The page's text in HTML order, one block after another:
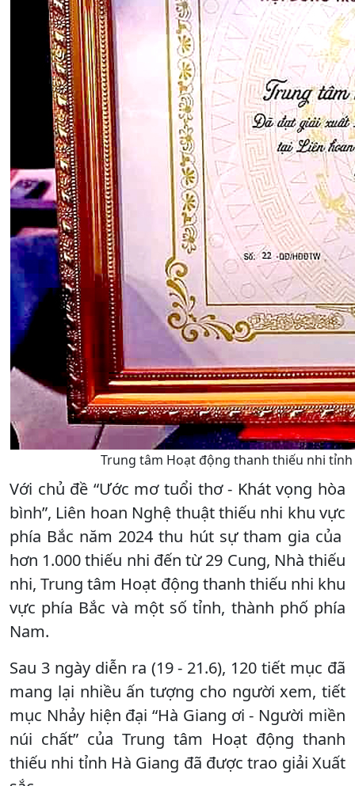
Trung tâm Hoạt động thanh thiếu nhi tỉnh
Với chủ đề “Ước mơ tuổi thơ - Khát vọng hòa
bình”, Liên hoan Nghệ thuật thiếu nhi khu vực
phía Bắc năm 2024 thu hút sự tham gia của
hơn 1.000 thiếu nhi đến từ 29 Cung, Nhà thiếu
nhi, Trung tâm Hoạt động thanh thiếu nhi khu
vực phía Bắc và một số tỉnh, thành phố phía
Nam.
Sau 3 ngày diễn ra (19 - 21.6), 120 tiết mục đã
mang lại nhiều ấn tượng cho người xem, tiết
mục Nhảy hiện đại “Hà Giang ơi - Người miền
núi chất” của Trung tâm Hoạt động thanh
thiếu nhi tỉnh Hà Giang đã được trao giải Xuất